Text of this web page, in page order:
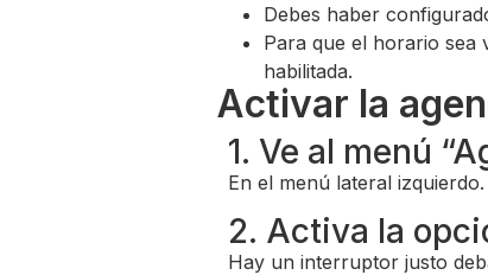
Debes haber
Para que el horario sea
habilitada.
Activar la
1. Ve al menú
En el menú lateral izquierdo.
2. Activa la
Hay un interruptor justo